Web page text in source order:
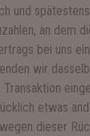
und
an dem
bei uns
wir
etwas
dieser